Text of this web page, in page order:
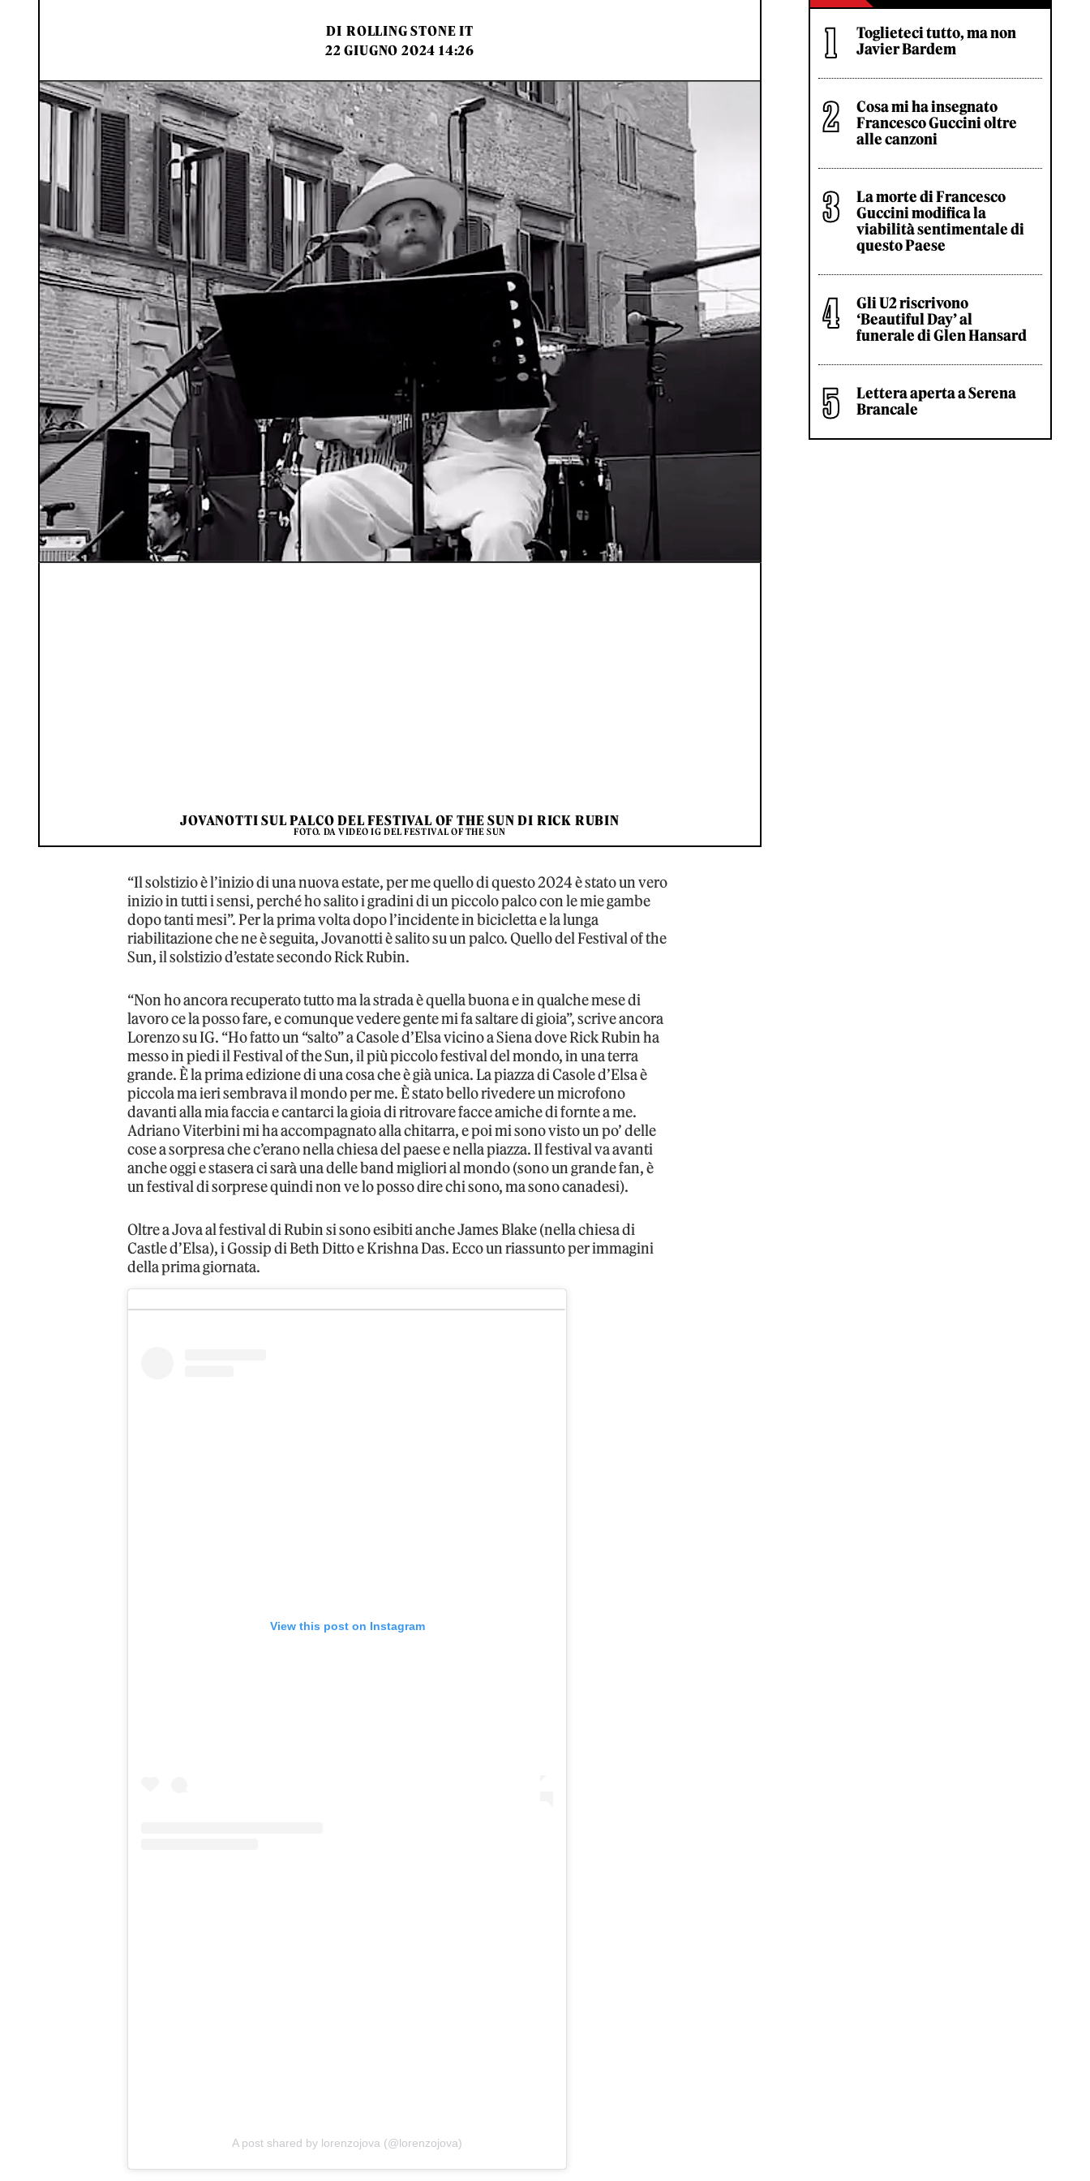
DI ROLLING STONE IT
22 GIUGNO 2024 14:26
JOVANOTTI SUL PALCO DEL FESTIVAL OF THE SUN DI RICK RUBIN
FOTO. DA VIDEO IG DEL FESTIVAL OF THE SUN
“Il solstizio è l’inizio di una nuova estate, per me quello di questo 2024 è stato un vero
inizio in tutti i sensi, perché ho salito i gradini di un piccolo palco con le mie gambe
dopo tanti mesi”. Per la prima volta dopo l’incidente in bicicletta e la lunga
riabilitazione che ne è seguita, Jovanotti è salito su un palco. Quello del Festival of the
Sun, il solstizio d’estate secondo Rick Rubin.
“Non ho ancora recuperato tutto ma la strada è quella buona e in qualche mese di
lavoro ce la posso fare, e comunque vedere gente mi fa saltare di gioia”, scrive ancora
Lorenzo su IG. “Ho fatto un “salto” a Casole d’Elsa vicino a Siena dove Rick Rubin ha
messo in piedi il Festival of the Sun, il più piccolo festival del mondo, in una terra
grande. È la prima edizione di una cosa che è già unica. La piazza di Casole d’Elsa è
piccola ma ieri sembrava il mondo per me. È stato bello rivedere un microfono
davanti alla mia faccia e cantarci la gioia di ritrovare facce amiche di fornte a me.
Adriano Viterbini mi ha accompagnato alla chitarra, e poi mi sono visto un po’ delle
cose a sorpresa che c’erano nella chiesa del paese e nella piazza. Il festival va avanti
anche oggi e stasera ci sarà una delle band migliori al mondo (sono un grande fan, è
un festival di sorprese quindi non ve lo posso dire chi sono, ma sono canadesi).
Oltre a Jova al festival di Rubin si sono esibiti anche James Blake (nella chiesa di
Castle d’Elsa), i Gossip di Beth Ditto e Krishna Das. Ecco un riassunto per immagini
della prima giornata.
View this post on Instagram
A post shared by lorenzojova (@lorenzojova)
Toglieteci tutto, ma non
Javier Bardem
Cosa mi ha insegnato
Francesco Guccini oltre
alle canzoni
La morte di Francesco
Guccini modifica la
viabilità sentimentale di
questo Paese
Gli U2 riscrivono
‘Beautiful Day’ al
funerale di Glen Hansard
Lettera aperta a Serena
Brancale